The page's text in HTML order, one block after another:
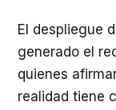
El despliegue
generado el
quienes
realidad tiene